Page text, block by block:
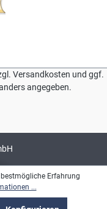
Versandkosten und ggf.
angegeben.
bestmögliche Erfahrung
...